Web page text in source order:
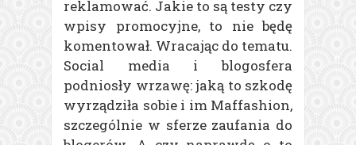
reklamować. Jakie to są testy czy
wpisy promocyjne, to nie będę
komentował. Wracając do tematu.
Social media i blogosfera
podniosły wrzawę: jaką to szkodę
wyrządziła sobie i im Maffashion,
szczególnie w sferze zaufania do